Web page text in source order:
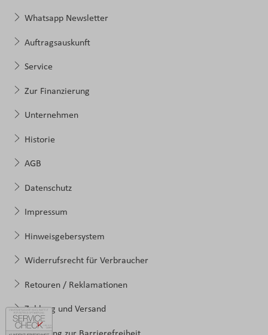
Whatsapp Newsletter
Auftragsauskunft
Service
Zur Finanzierung
Unternehmen
Historie
AGB
Datenschutz
Impressum
Hinweisgebersystem
Widerrufsrecht für Verbraucher
Retouren / Reklamationen
Zahlung und Versand